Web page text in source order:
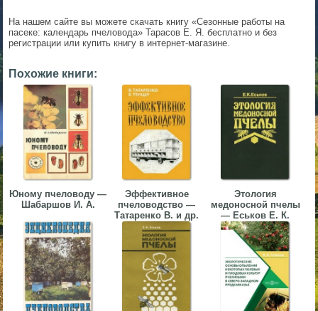
На нашем сайте вы можете скачать книгу «Сезонные работы на
пасеке: календарь пчеловода» Тарасов Е. Я. бесплатно и без
регистрации или купить книгу в интернет-магазине.
Похожие книги:
Юному пчеловоду —
Шабаршов И. А.
Эффективное
пчеловодство —
Татаренко В. и др.
Этология
медоносной пчелы
— Еськов Е. К.
▼
▼
▼